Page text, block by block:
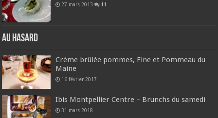
27 mars 2013 11
Au hasard
Crème brûlée pommes, Fine et Pommeau du
Maine
16 février 2017
Ibis Montpellier Centre – Brunchs du samedi
31 mars 2018